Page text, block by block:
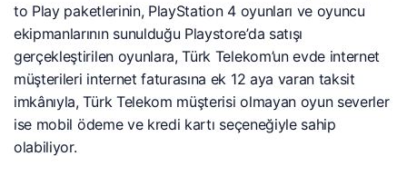
to Play paketlerinin, PlayStation 4 oyunları ve oyuncu
ekipmanlarının sunulduğu Playstore’da satışı
gerçekleştirilen oyunlara, Türk Telekom’un evde internet
müşterileri internet faturasına ek 12 aya varan taksit
imkânıyla, Türk Telekom müşterisi olmayan oyun severler
ise mobil ödeme ve kredi kartı seçeneğiyle sahip
olabiliyor.